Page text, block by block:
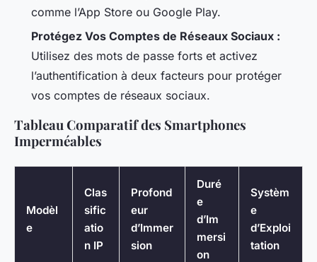
comme l’App Store ou Google Play.
Protégez Vos Comptes de Réseaux Sociaux :
Utilisez des mots de passe forts et activez
l’authentification à deux facteurs pour protéger
vos comptes de réseaux sociaux.
Tableau Comparatif des Smartphones
Imperméables
Modèl
e
Clas
sific
atio
n IP
Profond
eur
d’Immer
sion
Duré
e
d’Im
mersi
on
Systèm
e
d’Exploi
tation